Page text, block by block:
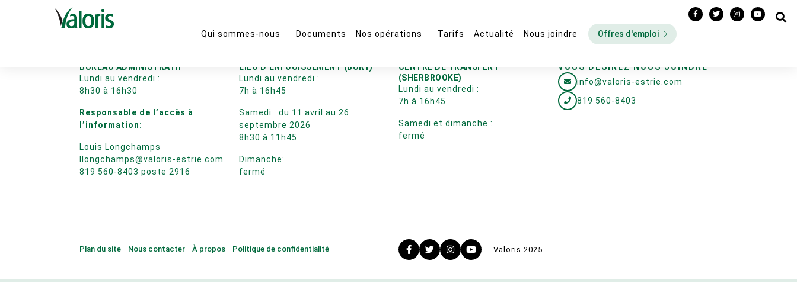
Qui sommes-nous Documents Nos opérations Tarifs Actualité Nous joindre Offres d'emploi
BUREAU ADMINISTRATIF
Lundi au vendredi :
8h30 à 16h30
Responsable de l’accès à
l’information:
Louis Longchamps
llongchamps@valoris-estrie.com
819 560-8403 poste 2916
LIEU D’ENFOUISSEMENT (BURY)
Lundi au vendredi :
7h à 16h45
Samedi : du 11 avril au 26
septembre 2026
8h30 à 11h45
Dimanche:
fermé
CENTRE DE TRANSFERT
(SHERBROOKE)
Lundi au vendredi :
7h à 16h45
Samedi et dimanche :
fermé
VOUS DÉSIREZ NOUS JOINDRE
info@valoris-estrie.com
819 560-8403
Plan du site Nous contacter À propos Politique de confidentialité Valoris 2025